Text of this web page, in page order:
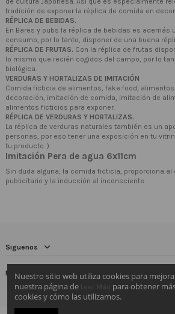
tradición de exponer la réplica de comida en
RÉPLICA DE BEBIDAS.
En Bares y pubs la réplica de bebidas es además
consumo, por lo tanto, disponer de una buena
RÉPLICA DE FRUTAS. Con la réplica de frutas
lo mismo que recién cogidos del campo, por lo
biológica.
VERDURAS Y HORTALIZAS DE IMITACIÓN
Comida ficticia de alimentos, fake food,
decoración, imitación de comida, imitación de
alimentos ficticios para exponer.
RÉPLICA DE VERDURAS Y HORTALIZAS.
La réplica de verduras naturales también es un
personas, por eso tener una exposición en tu
tu producto. )
Imitación Pera de agua 6x11cm
Sin duda alguna, la comida ficticia, proporciona
publicitario y la inducción al inconsciente.
Siguenos
Newsletter
Nuestro sitio web utiliza cookies para
nuestra página de Leer Más para obtener
cookies y cómo las utilizamos.